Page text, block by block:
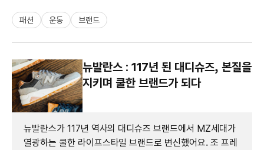
패션 운동 브랜드
뉴발란스 : 117년 된 대디슈즈, 본질을
지키며 쿨한 브랜드가 되다
뉴발란스가 117년 역사의 대디슈즈 브랜드에서 MZ세대가
열광하는 쿨한 라이프스타일 브랜드로 변신했어요. 조 프레